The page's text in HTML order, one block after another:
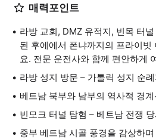
매력포인트
라방 교회, DMZ 유적지, 빈목 터
된 후에에서 폰냐까지의 프라이빗
요. 전문 운전사와 함께 편안하게
라방 성지 방문 – 가톨릭 성지 순례
베트남 북부와 남부의 역사적 경계
빈모크 터널 탐험 – 베트남 전쟁
중부 베트남 시골 풍경을 감상하